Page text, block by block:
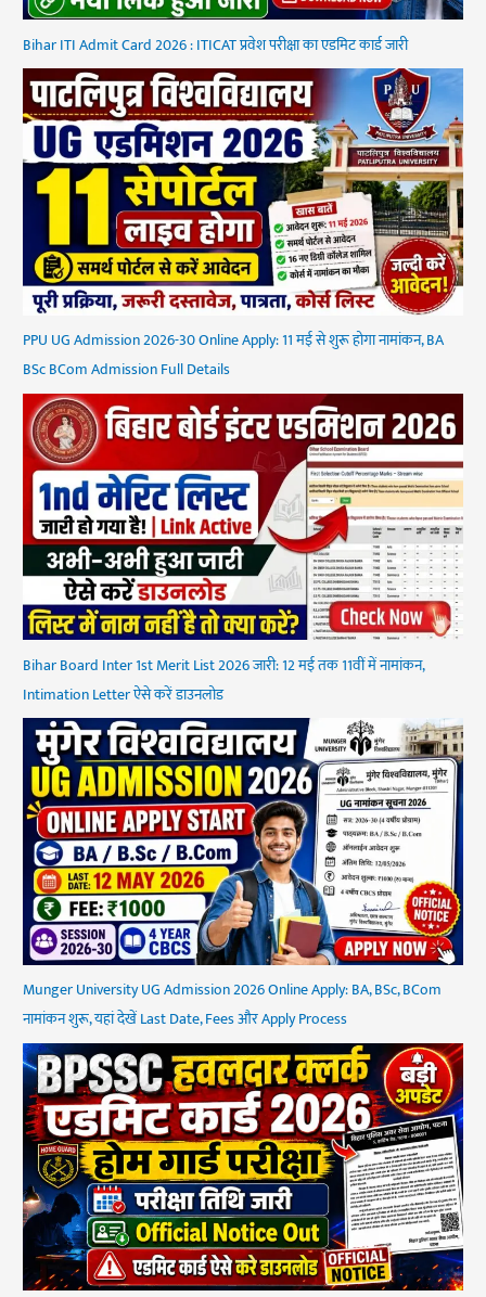
Bihar ITI Admit Card 2026 : ITICAT प्रवेश परीक्षा का एडमिट कार्ड जारी
PPU UG Admission 2026-30 Online Apply: 11 मई से शुरू होगा नामांकन, BA
BSc BCom Admission Full Details
Bihar Board Inter 1st Merit List 2026 जारी: 12 मई तक 11वीं में नामांकन,
Intimation Letter ऐसे करें डाउनलोड
Munger University UG Admission 2026 Online Apply: BA, BSc, BCom
नामांकन शुरू, यहां देखें Last Date, Fees और Apply Process